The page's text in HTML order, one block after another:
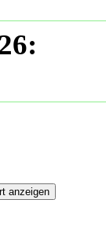
:
anzeigen